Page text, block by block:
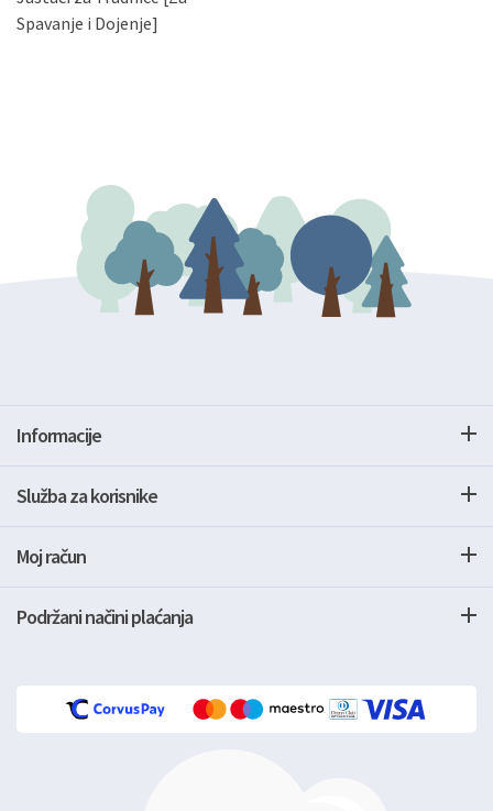
gore navedenu adresu ili e-mailom na adresu:
Spavanje i Dojenje]
Informacije
Služba za korisnike
Moj račun
Podržani načini plaćanja